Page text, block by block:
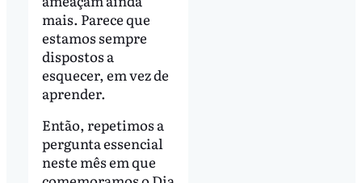
mais. Parece que
estamos sempre
dispostos a
esquecer, em vez de
aprender.
Então, repetimos a
pergunta essencial
neste mês em que